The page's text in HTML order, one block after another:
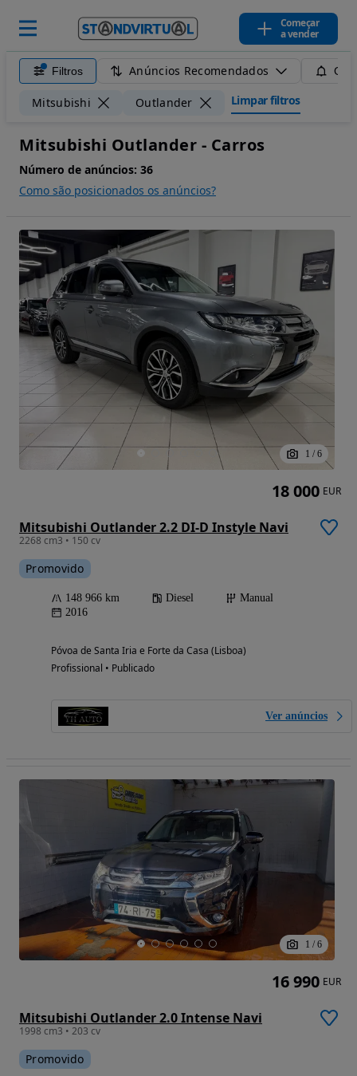
Começar
a vender
Filtros Anúncios Recomendados
Mitsubishi Outlander Limpar filtros
Mitsubishi Outlander - Carros
Número de anúncios: 36
Como são posicionados os anúncios?
1 / 6
Mitsubishi Outlander 2.2 DI-D Instyle Navi
2268 cm3 • 150 cv
Promovido
148 966 km Diesel
Manual
2016
Póvoa de Santa Iria e Forte da Casa (Lisboa)
Profissional • Publicado
Ver anúncios
18 000 EUR
1 / 6
Mitsubishi Outlander 2.0 Intense Navi
1998 cm3 • 203 cv
Promovido
16 990 EUR